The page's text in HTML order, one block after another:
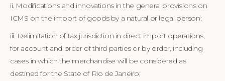
ii. Modifications and innovations in the general provisions on
ICMS on the import of goods by a natural or legal person;
iii. Delimitation of tax jurisdiction in direct import operations,
for account and order of third parties or by order, including
cases in which the merchandise will be considered as
destined for the State of Rio de Janeiro;